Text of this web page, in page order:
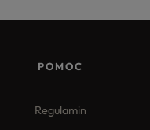
POMOC
Regulamin